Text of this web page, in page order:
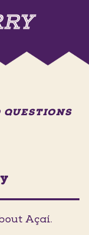
QUESTIONS
Açaí.